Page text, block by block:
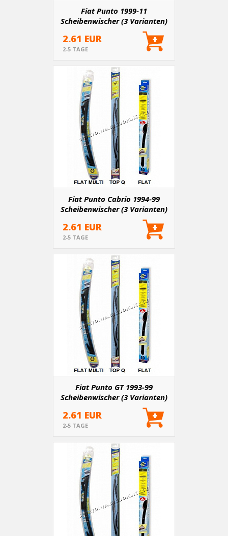
Fiat Punto 1999-11
Scheibenwischer (3 Varianten)
2.61 EUR
2-5 TAGE
Fiat Punto Cabrio 1994-99
Scheibenwischer (3 Varianten)
2.61 EUR
2-5 TAGE
Fiat Punto GT 1993-99
Scheibenwischer (3 Varianten)
2.61 EUR
2-5 TAGE